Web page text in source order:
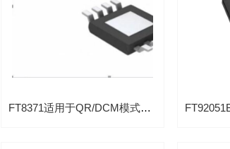
FT8371适用于QR/DCM模式的反激电路同步5V整流芯片